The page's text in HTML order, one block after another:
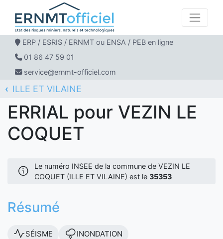
ERP / ESRIS / ERNMT ou ENSA / PEB en ligne
01 86 47 59 01
service@ernmt-officiel.com
ERNMT Officiel
ERRIAL
ILLE ET VILAINE
VEZIN LE COQUET
ERRIAL pour VEZIN LE
COQUET
Le numéro INSEE de la commune de VEZIN LE
COQUET (ILLE ET VILAINE) est le 35353
Résumé
SÉISME INONDATION